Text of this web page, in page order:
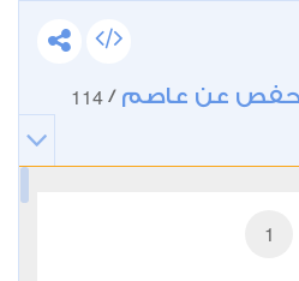
حفص عن عاصم /
114
1